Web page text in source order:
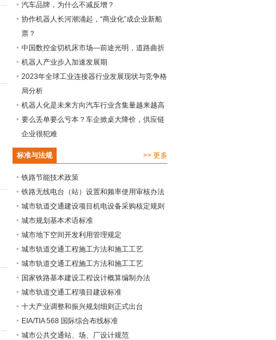
汽车品牌，为什么不减反增？
协作机器人长河潮涌起，“商业化”成企业新船
票？
中国数控金切机床市场—前途光明，道路曲折
机器人产业步入加速发展期
2023年全球工业连接器行业发展现状与竞争格
局分析
机器人化是未来方向汽车行业含集量越来越高
要么丢单要么亏本？车企掀桌大降价，供应链
企业很犯难
标准与法规 >> 更多
铁路节能技术政策
铁路无线电台（站）设置和频率使用审核办法
城市轨道交通建设项目机电设备采购核定规则
城市规划基本术语标准
城市地下空间开发利用管理规定
城市轨道交通工程施工方法和施工工艺
城市轨道交通工程施工方法和施工工艺
国家铁路基本建设工程设计概算编制办法
城市轨道交通工程项目建设标准
十大产业调整和振兴规划细则正式出台
EIA/TIA 568 国际综合布线标准
城市公共交通站、场、厂设计规范